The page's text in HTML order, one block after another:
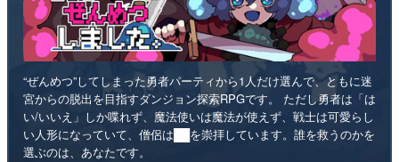
“ぜんめつ”してしまった勇者パーティから1人だけ選んで、ともに迷
宮からの脱出を目指すダンジョン探索RPGです。 ただし勇者は「は
い/いいえ」しか喋れず、魔法使いは魔法が使えず、戦士は可愛らし
い人形になっていて、僧侶は██を崇拝しています。誰を救うのかを
選ぶのは、あなたです。